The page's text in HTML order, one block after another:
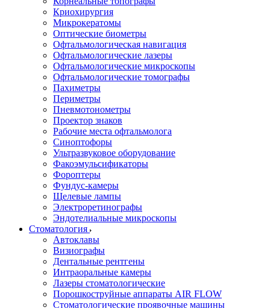
Криохирургия
Микрокератомы
Оптические биометры
Офтальмологическая навигация
Офтальмологические лазеры
Офтальмологические микроскопы
Офтальмологические томографы
Пахиметры
Периметры
Пневмотонометры
Проектор знаков
Рабочие места офтальмолога
Синоптофоры
Ультразвуковое оборудование
Факоэмульсификаторы
Фороптеры
Фундус-камеры
Щелевые лампы
Электроретинографы
Эндотелиальные микроскопы
Стоматология
Автоклавы
Визиографы
Дентальные рентгены
Интраоральные камеры
Лазеры стоматологические
Порошкоструйные аппараты AIR FLOW
Стоматологические проявочные машины